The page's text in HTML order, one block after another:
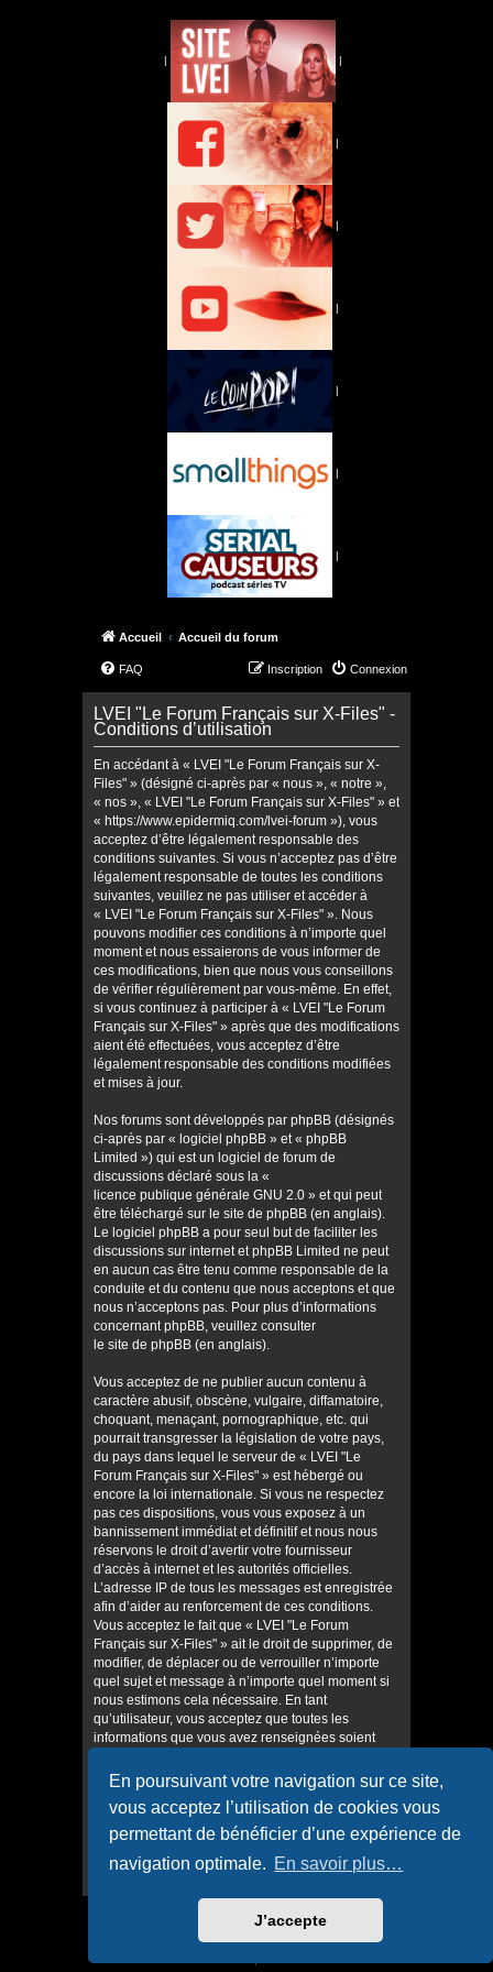
En poursuivant votre navigation sur ce site,
vous acceptez l’utilisation de cookies vous
permettant de bénéficier d’une expérience de
navigation optimale. En savoir plus…
J’accepte
| |
|
|
|
|
|
|
Accueil Accueil du forum
FAQ Connexion
Inscription
LVEI "Le Forum Français sur X-Files" -
Conditions d’utilisation
En accédant à « LVEI "Le Forum Français sur X-
Files" » (désigné ci-après par « nous », « notre »,
« nos », « LVEI "Le Forum Français sur X-Files" » et
« https://www.epidermiq.com/lvei-forum »), vous
acceptez d’être légalement responsable des
conditions suivantes. Si vous n’acceptez pas d’être
légalement responsable de toutes les conditions
suivantes, veuillez ne pas utiliser et accéder à
« LVEI "Le Forum Français sur X-Files" ». Nous
pouvons modifier ces conditions à n’importe quel
moment et nous essaierons de vous informer de
ces modifications, bien que nous vous conseillons
de vérifier régulièrement par vous-même. En effet,
si vous continuez à participer à « LVEI "Le Forum
Français sur X-Files" » après que des modifications
aient été effectuées, vous acceptez d’être
légalement responsable des conditions modifiées
et mises à jour.
Nos forums sont développés par phpBB (désignés
ci-après par « logiciel phpBB » et « phpBB
Limited ») qui est un logiciel de forum de
discussions déclaré sous la «
licence publique générale GNU 2.0 » et qui peut
être téléchargé sur le site de phpBB (en anglais).
Le logiciel phpBB a pour seul but de faciliter les
discussions sur internet et phpBB Limited ne peut
en aucun cas être tenu comme responsable de la
conduite et du contenu que nous acceptons et que
nous n’acceptons pas. Pour plus d’informations
concernant phpBB, veuillez consulter
le site de phpBB (en anglais).
Vous acceptez de ne publier aucun contenu à
caractère abusif, obscène, vulgaire, diffamatoire,
choquant, menaçant, pornographique, etc. qui
pourrait transgresser la législation de votre pays,
du pays dans lequel le serveur de « LVEI "Le
Forum Français sur X-Files" » est hébergé ou
encore la loi internationale. Si vous ne respectez
pas ces dispositions, vous vous exposez à un
bannissement immédiat et définitif et nous nous
réservons le droit d’avertir votre fournisseur
d’accès à internet et les autorités officielles.
L’adresse IP de tous les messages est enregistrée
afin d’aider au renforcement de ces conditions.
Vous acceptez le fait que « LVEI "Le Forum
Français sur X-Files" » ait le droit de supprimer, de
modifier, de déplacer ou de verrouiller n’importe
quel sujet et message à n’importe quel moment si
nous estimons cela nécessaire. En tant
qu’utilisateur, vous acceptez que toutes les
informations que vous avez renseignées soient
que ces informations ne seront pas diffusées à une
tierce partie sans votre consentement, ni « LVEI "Le
Forum Français sur X-Files" », ni phpBB, ne
pourront être tenus comme responsables en cas
compromettre vos données.
Accueil du forum